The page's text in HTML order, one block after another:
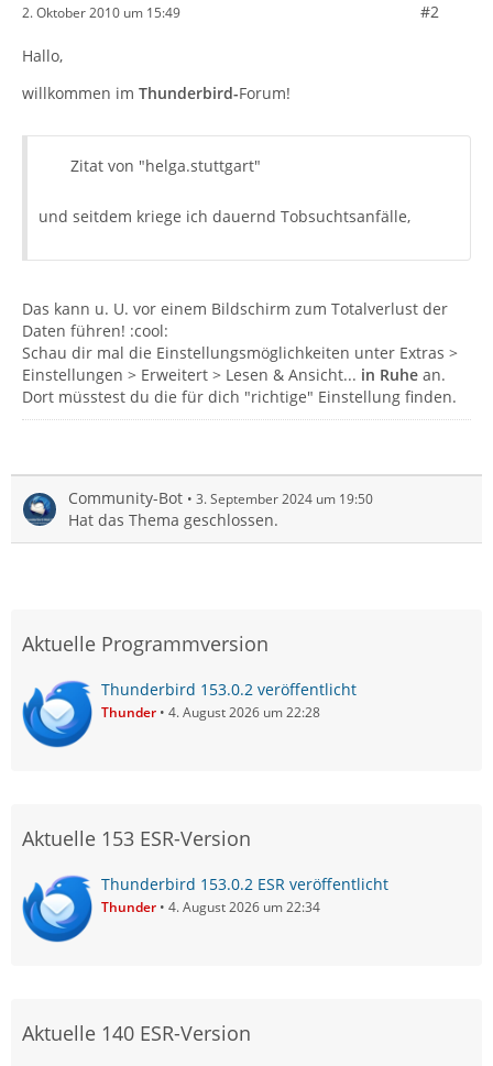
2. Oktober 2010 um 15:49 #2
Hallo,
willkommen im Thunderbird-Forum!
Zitat von "helga.stuttgart"
und seitdem kriege ich dauernd Tobsuchtsanfälle,
Das kann u. U. vor einem Bildschirm zum Totalverlust der
Daten führen! :cool:
Schau dir mal die Einstellungsmöglichkeiten unter Extras >
Einstellungen > Erweitert > Lesen & Ansicht... in Ruhe an.
Dort müsstest du die für dich "richtige" Einstellung finden.
Community-Bot 3. September 2024 um 19:50
Hat das Thema geschlossen.
Aktuelle Programmversion
Thunderbird 153.0.2 veröffentlicht
Thunder 4. August 2026 um 22:28
Aktuelle 153 ESR-Version
Thunderbird 153.0.2 ESR veröffentlicht
Thunder 4. August 2026 um 22:34
Aktuelle 140 ESR-Version